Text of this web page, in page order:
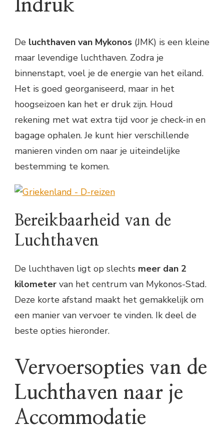
Indruk
De luchthaven van Mykonos (JMK) is een kleine
maar levendige luchthaven. Zodra je
binnenstapt, voel je de energie van het eiland.
Het is goed georganiseerd, maar in het
hoogseizoen kan het er druk zijn. Houd
rekening met wat extra tijd voor je check-in en
bagage ophalen. Je kunt hier verschillende
manieren vinden om naar je uiteindelijke
bestemming te komen.
Bereikbaarheid van de
Luchthaven
De luchthaven ligt op slechts meer dan 2
kilometer van het centrum van Mykonos-Stad.
Deze korte afstand maakt het gemakkelijk om
een manier van vervoer te vinden. Ik deel de
beste opties hieronder.
Vervoersopties van de
Luchthaven naar je
Accommodatie